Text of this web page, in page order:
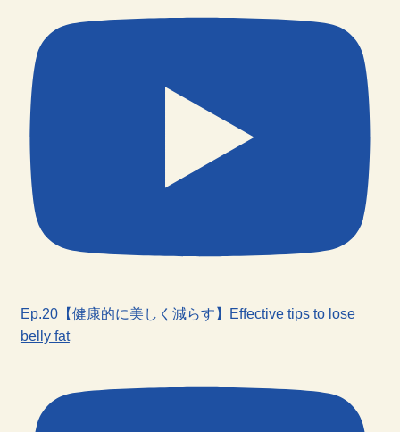
Ep.20【健康的に美しく減らす】Effective tips to lose
belly fat